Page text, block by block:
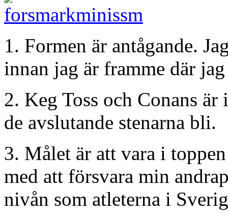
1. Formen är antågande.
innan jag är framme där
2. Keg Toss och Conans
de avslutande stenarna bli.
3. Målet är att vara i
med att försvara min
nivån som atleterna i